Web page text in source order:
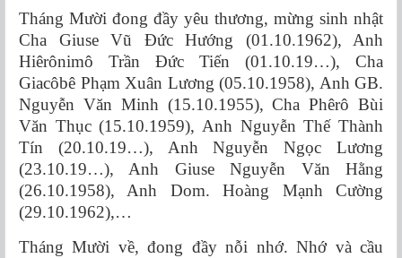
Tháng Mười đong đầy yêu thương, mừng sinh nhật
Cha Giuse Vũ Đức Hướng (01.10.1962), Anh
Hiêrônimô Trần Đức Tiến (01.10.19…), Cha
Giacôbê Phạm Xuân Lương (05.10.1958), Anh GB.
Nguyễn Văn Minh (15.10.1955), Cha Phêrô Bùi
Văn Thục (15.10.1959), Anh Nguyễn Thế Thành
Tín (20.10.19…), Anh Nguyễn Ngọc Lương
(23.10.19…), Anh Giuse Nguyễn Văn Hằng
(26.10.1958), Anh Dom. Hoàng Mạnh Cường
(29.10.1962),…
Tháng Mười về, đong đầy nỗi nhớ. Nhớ và cầu